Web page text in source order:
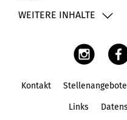
WEITERE INHALTE
Kontakt Stellenangebote
Links